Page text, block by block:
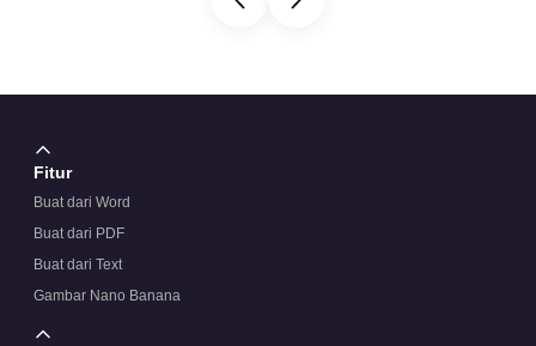
Fitur
Buat dari Word
Buat dari PDF
Buat dari Text
Gambar Nano Banana